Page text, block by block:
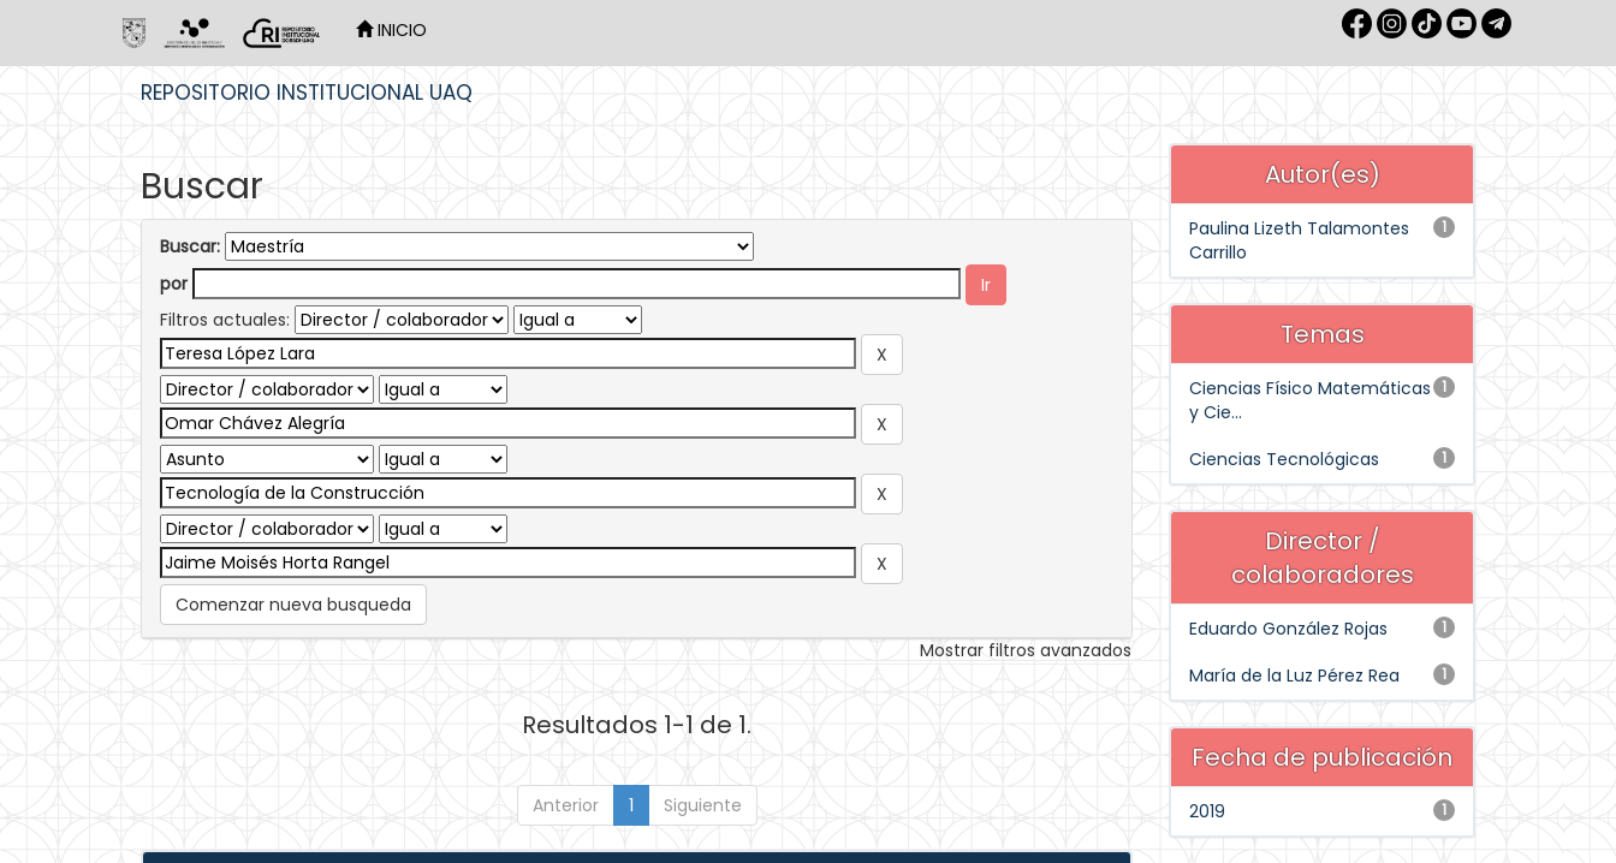
INICIO
REPOSITORIO INSTITUCIONAL UAQ
Buscar
Buscar:
por
Filtros actuales:
Comenzar nueva busqueda
Mostrar filtros avanzados
Resultados 1-1 de 1.
Anterior 1 Siguiente
Autor(es)
1
Paulina Lizeth Talamontes
Carrillo
Temas
1
Ciencias Físico Matemáticas
y Cie...
1
Ciencias Tecnológicas
Director /
colaboradores
1
Eduardo González Rojas
1
María de la Luz Pérez Rea
Fecha de publicación
1
2019